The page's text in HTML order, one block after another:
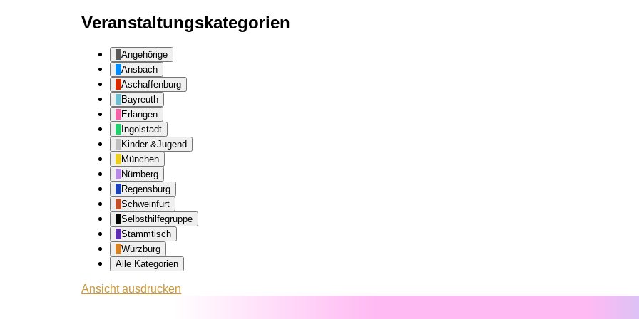
Veranstaltungskategorien
Angehörige
Ansbach
Aschaffenburg
Bayreuth
Erlangen
Ingolstadt
Kinder-&Jugend
München
Nürnberg
Regensburg
Schweinfurt
Selbsthilfegruppe
Stammtisch
Würzburg
Alle Kategorien
Ansichtausdrucken